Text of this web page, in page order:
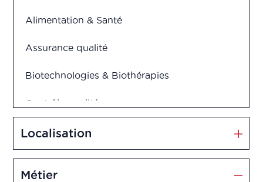
Alimentation & Santé
Assurance qualité
Biotechnologies & Biothérapies
Contrôle qualité
Cosmétiques
Dispositifs médicaux
Localisation
Métier